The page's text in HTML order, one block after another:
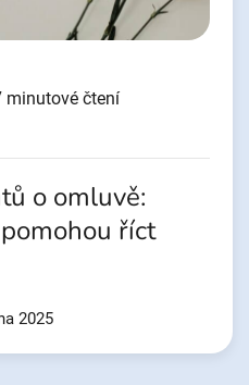
minutové čtení
o omluvě:
říct
2025